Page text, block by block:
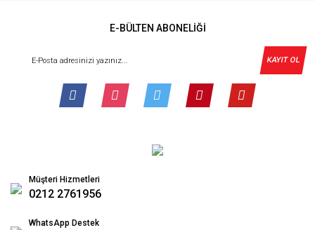
E-BÜLTEN ABONELİĞİ
KAYIT OL
Müşteri Hizmetleri
0212 2761956
WhatsApp Destek